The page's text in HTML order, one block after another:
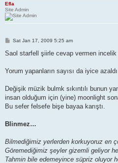
Efla
Site Admin
P
s
Sat Jan 17, 2009 5:25 am
Saol starfell şiirle cevap vermen incelik
Yorum yapanların sayısı da iyice azaldı
Değişik müzik bulmk sıkıntılı bunun
insan olduğum için (yine) moonlight
Bu sefer felsefe bişe bayaa karıştı.
Blinmez…
Bilmediğimiz yerlerden korkuyoruz en
Göremediğimiz şeyler gizemli geliyor
Tahmin bile edemeyince süpriz oluyor